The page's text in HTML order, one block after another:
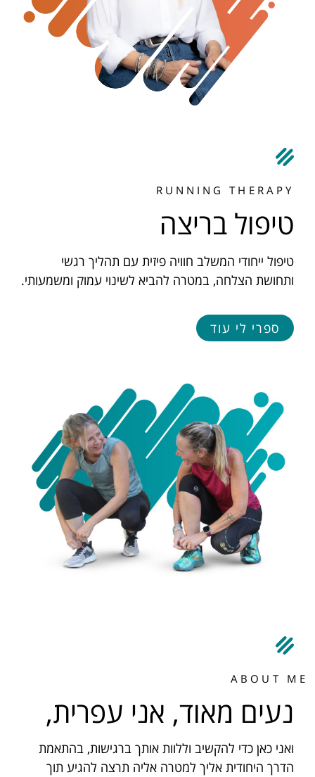
RUNNING THERAPY
טיפול בריצה
טיפול ייחודי המשלב חוויה פיזית עם תהליך רגשי
ותחושת הצלחה, במטרה להביא לשינוי עמוק ומשמעותי.
ספרי לי עוד
ABOUT ME
נעים מאוד, אני עפרית,
ואני כאן כדי להקשיב וללוות אותך ברגישות, בהתאמת
הדרך היחודית אליך למטרה אליה תרצה להגיע תוך